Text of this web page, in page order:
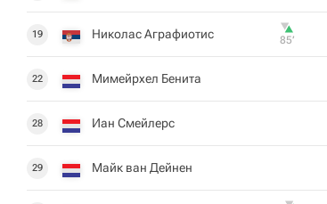
19 Николас Аграфиотис 85‎’‎
22 Мимейрхел Бенита
28 Иан Смейлерс
29 Майк ван Дейнен